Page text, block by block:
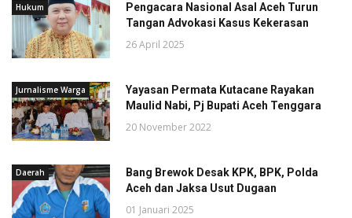
Hukum
Pengacara Nasional Asal Aceh Turun
Tangan Advokasi Kasus Kekerasan
26 April 2025
Jurnalisme Warga
Yayasan Permata Kutacane Rayakan
Maulid Nabi, Pj Bupati Aceh Tenggara
20 November 2022
Daerah
Bang Brewok Desak KPK, BPK, Polda
Aceh dan Jaksa Usut Dugaan
01 Januari 2025